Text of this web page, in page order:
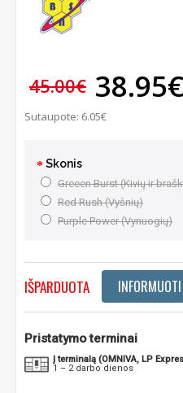
45.00€ 38.95€
Sutaupote: 6.05€
Skonis
Greeen Burst (Kivių ir
Red Rush (Vyšnių)
Purple Power (Vynuogių)
IŠPARDUOTA
Pristatymo terminai
Į terminalą (OMNIVA, LP
1 – 2 darbo dienos